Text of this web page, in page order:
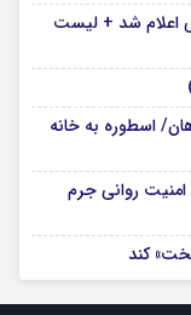
اعلام شد + لیست
اسطوره به خانه
روانی جرم
کند